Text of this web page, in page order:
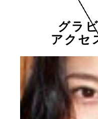
グラ
アクセ